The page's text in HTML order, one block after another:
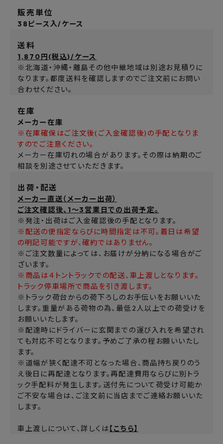
販売単位
38ピース入/ケース
送料
1,870円(税込)/ケース
※北海道・沖縄・離島その他中継地域は別途お見積りに
なります。都度送料を確認しますのでご注文前にお問い
合わせください。
在庫
メーカー在庫
※在庫確保はご注文後(ご入金確認後)の手配となりま
すのでご注意ください。
メーカー在庫切れの場合があります。その際は納期のご
相談を別途させていただきます。
出荷・配送
メーカー直送（メーカー出荷）
ご注文確認後、1～3営業日での出荷予定。
※発注・出荷はご入金確認後の手配となります。
※配送の便指定ならびに時間指定は不可。着日は希望
の明記可能ですが、確約ではありません。
※ご注文数量によっては、お届けが分納になる場合がご
ざいます。
※商品は４トントラックでの配送、車上渡しとなります。
トラック停車場所で商品を引き渡します。
※トラック荷台からの荷下ろしのお手伝いをお願いいた
します。重量がある荷物の為、最低2人以上での荷受けを
お願いいたします。
※配達時にドライバーに玄関までの運び入れを希望され
ても対応不可となります。予めご了承の程お願いいたし
ます。
※道幅が狭く配達不可となった場合、商品持ち戻りのう
え後日に再配達となります。再配達費用ならびに別トラ
ック手配料が発生します。送付先について荷受け可能か
ご不安な場合は、ご注文前に当店までご連絡お願いいた
します。
車上渡しについて、詳しくは 【こちら】